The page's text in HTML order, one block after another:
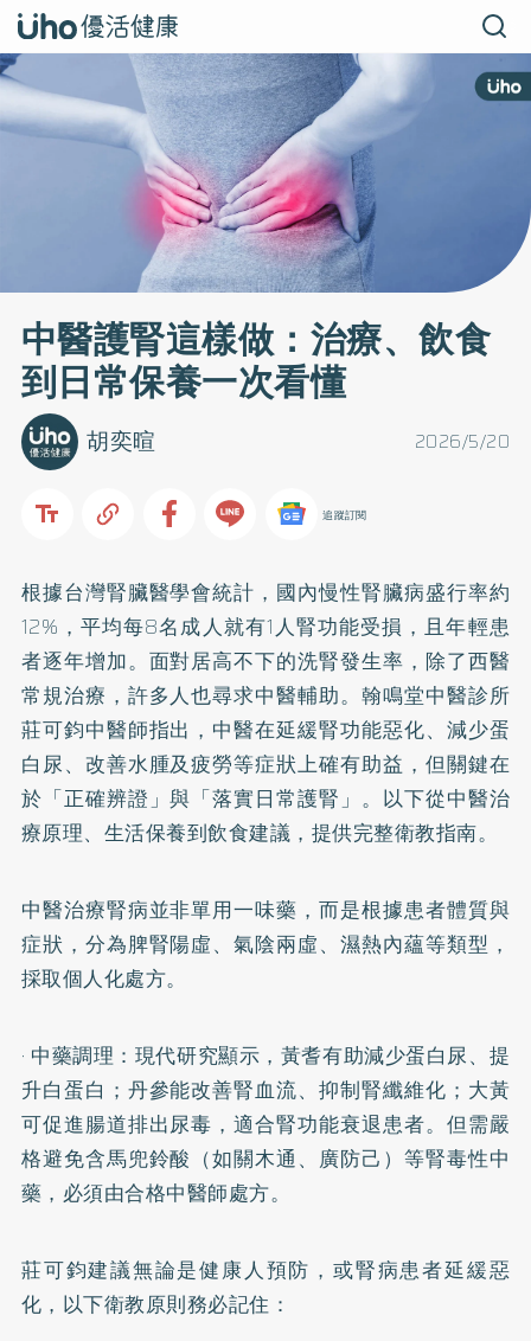
中醫護腎這樣做：治療、飲食
到日常保養一次看懂
2026/5/20
胡奕暄
追蹤訂閱
根據台灣腎臟醫學會統計，國內慢性腎臟病盛行率約
12%，平均每8名成人就有1人腎功能受損，且年輕患
者逐年增加。面對居高不下的洗腎發生率，除了西醫
常規治療，許多人也尋求中醫輔助。翰鳴堂中醫診所
莊可鈞中醫師指出，中醫在延緩腎功能惡化、減少蛋
白尿、改善水腫及疲勞等症狀上確有助益，但關鍵在
於「正確辨證」與「落實日常護腎」。以下從中醫治
療原理、生活保養到飲食建議，提供完整衛教指南。
中醫治療腎病並非單用一味藥，而是根據患者體質與
症狀，分為脾腎陽虛、氣陰兩虛、濕熱內蘊等類型，
採取個人化處方。
· 中藥調理：現代研究顯示，黃耆有助減少蛋白尿、提
升白蛋白；丹參能改善腎血流、抑制腎纖維化；大黃
可促進腸道排出尿毒，適合腎功能衰退患者。但需嚴
格避免含馬兜鈴酸（如關木通、廣防己）等腎毒性中
藥，必須由合格中醫師處方。
莊可鈞建議無論是健康人預防，或腎病患者延緩惡
化，以下衛教原則務必記住：